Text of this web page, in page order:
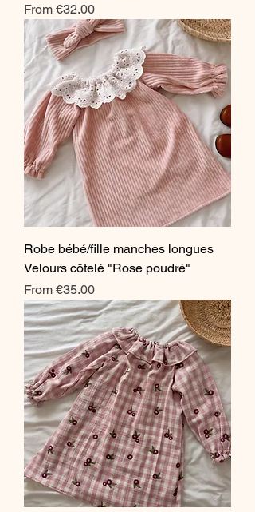
From €32.00
Sale Price
Robe bébé/fille manches longues
Velours côtelé "Rose poudré"
From €35.00
Sale Price